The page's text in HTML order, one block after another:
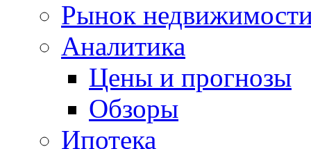
Рынок
Аналитика
Цены и прогнозы
Обзоры
Ипотека